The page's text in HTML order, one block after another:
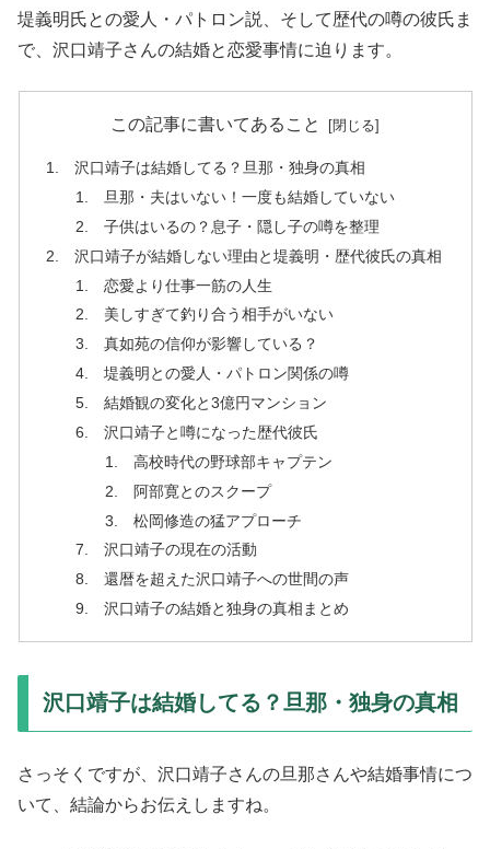
堤義明氏との愛人・パトロン説、そして歴代の噂の彼氏ま
で、沢口靖子さんの結婚と恋愛事情に迫ります。
この記事に書いてあること
沢口靖子は結婚してる？旦那・独身の真相
旦那・夫はいない！一度も結婚していない
子供はいるの？息子・隠し子の噂を整理
沢口靖子が結婚しない理由と堤義明・歴代彼氏の真相
恋愛より仕事一筋の人生
美しすぎて釣り合う相手がいない
真如苑の信仰が影響している？
堤義明との愛人・パトロン関係の噂
結婚観の変化と3億円マンション
沢口靖子と噂になった歴代彼氏
高校時代の野球部キャプテン
阿部寛とのスクープ
松岡修造の猛アプローチ
沢口靖子の現在の活動
還暦を超えた沢口靖子への世間の声
沢口靖子の結婚と独身の真相まとめ
沢口靖子は結婚してる？旦那・独身の真相
さっそくですが、沢口靖子さんの旦那さんや結婚事情につ
いて、結論からお伝えしますね。